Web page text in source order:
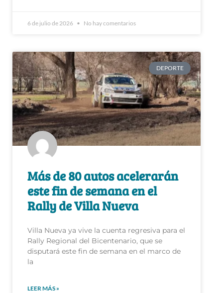
6 de julio de 2026 No hay comentarios
DEPORTE
Más de 80 autos acelerarán
este fin de semana en el
Rally de Villa Nueva
Villa Nueva ya vive la cuenta regresiva para el
Rally Regional del Bicentenario, que se
disputará este fin de semana en el marco de
la
LEER MÁS »